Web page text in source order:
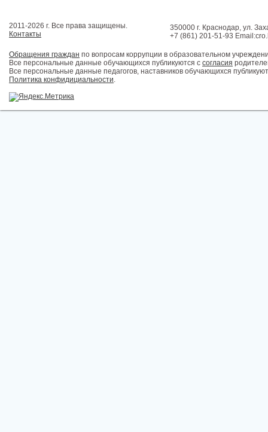
2011-2026 г. Все права защищены.
Контакты
350000 г. Краснодар, ул.
+7 (861) 201-51-93
Обращения граждан по вопросам коррупции в образовательном
Все персональные данные обучающихся публикуются с согласия
Все персональные данные педагогов, наставников обучающихся
Политика конфидициальности.